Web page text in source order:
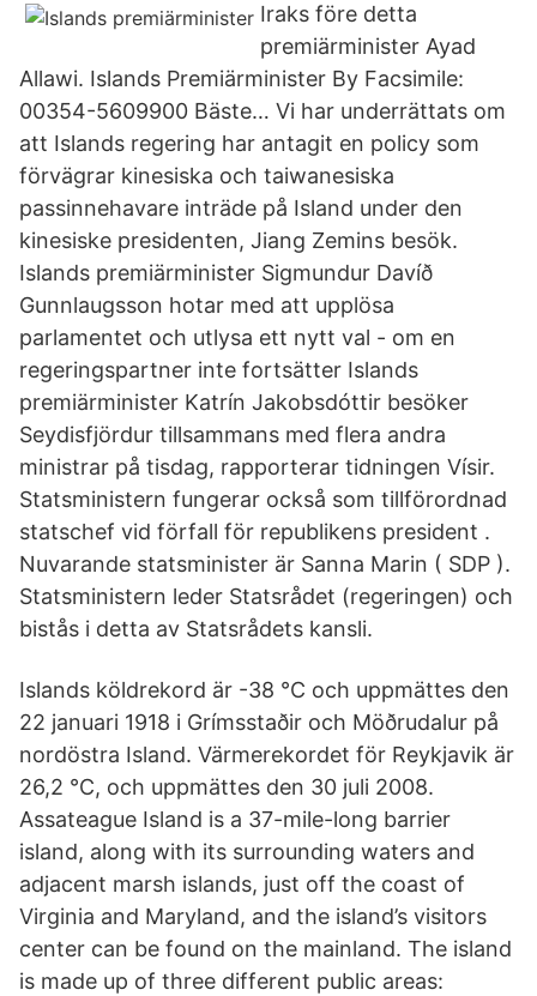
Iraks före detta
premiärminister Ayad
Allawi. Islands Premiärminister By Facsimile:
00354-5609900 Bäste… Vi har underrättats om
att Islands regering har antagit en policy som
förvägrar kinesiska och taiwanesiska
passinnehavare inträde på Island under den
kinesiske presidenten, Jiang Zemins besök.
Islands premiärminister Sigmundur Davíð
Gunnlaugsson hotar med att upplösa
parlamentet och utlysa ett nytt val - om en
regeringspartner inte fortsätter Islands
premiärminister Katrín Jakobsdóttir besöker
Seydisfjördur tillsammans med flera andra
ministrar på tisdag, rapporterar tidningen Vísir.
Statsministern fungerar också som tillförordnad
statschef vid förfall för republikens president .
Nuvarande statsminister är Sanna Marin ( SDP ).
Statsministern leder Statsrådet (regeringen) och
bistås i detta av Statsrådets kansli.
Islands köldrekord är -38 °C och uppmättes den
22 januari 1918 i Grímsstaðir och Möðrudalur på
nordöstra Island. Värmerekordet för Reykjavik är
26,2 °C, och uppmättes den 30 juli 2008.
Assateague Island is a 37-mile-long barrier
island, along with its surrounding waters and
adjacent marsh islands, just off the coast of
Virginia and Maryland, and the island’s visitors
center can be found on the mainland. The island
is made up of three different public areas: